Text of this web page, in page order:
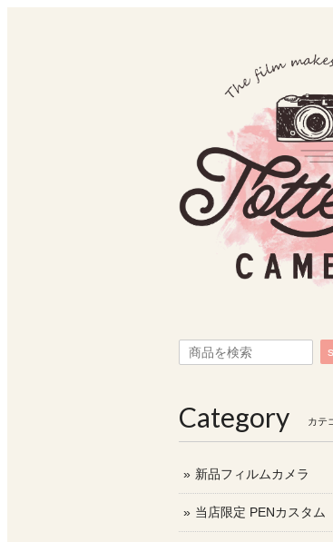
Category カテ
新品フィルムカメラ
当店限定 PENカスタム